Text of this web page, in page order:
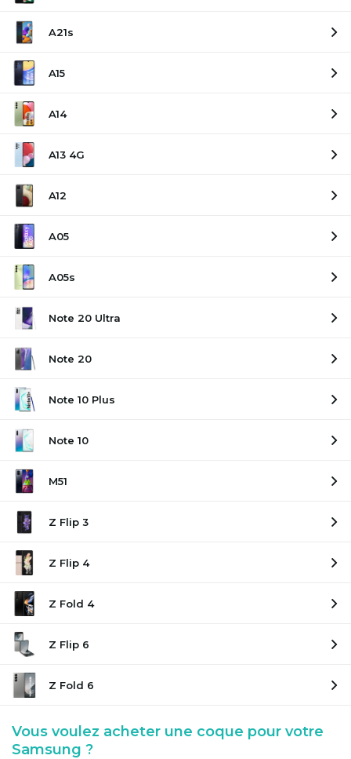
A21s
A15
A14
A13 4G
A12
A05
A05s
Note 20 Ultra
Note 20
Note 10 Plus
Note 10
M51
Z Flip 3
Z Flip 4
Z Fold 4
Z Flip 6
Z Fold 6
Vous voulez acheter une coque pour votre
Samsung ?